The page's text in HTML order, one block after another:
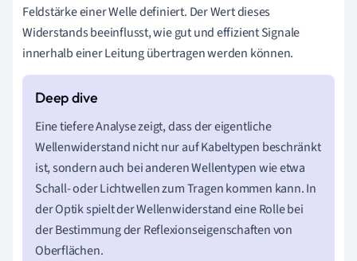
Feldstärke einer Welle definiert. Der Wert dieses
Widerstands beeinflusst, wie gut und effizient Signale
innerhalb einer Leitung übertragen werden können.
Eine tiefere Analyse zeigt, dass der eigentliche
Wellenwiderstand nicht nur auf Kabeltypen beschränkt
ist, sondern auch bei anderen Wellentypen wie etwa
Schall- oder Lichtwellen zum Tragen kommen kann. In
der Optik spielt der Wellenwiderstand eine Rolle bei
der Bestimmung der Reflexionseigenschaften von
Oberflächen.